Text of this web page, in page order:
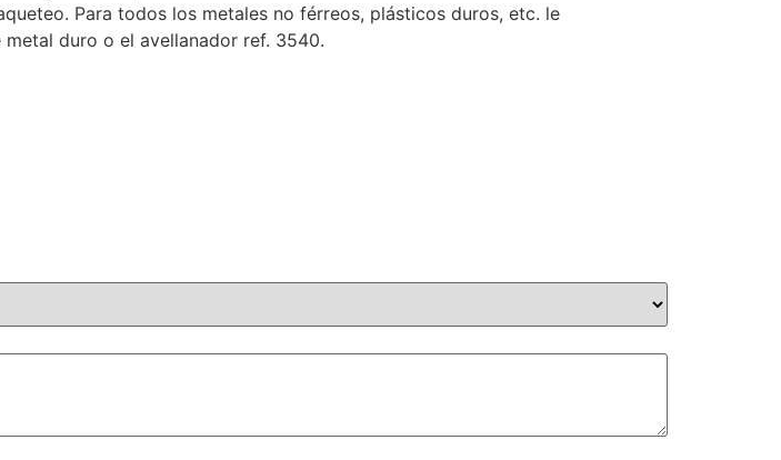
Para todos los metales no férreos, plásticos duros, etc. le
duro o el avellanador ref. 3540.